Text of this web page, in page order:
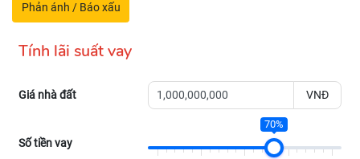
Phản ánh / Báo xấu
Tính lãi suất vay
Giá nhà đất VNĐ
Số tiền vay
70%